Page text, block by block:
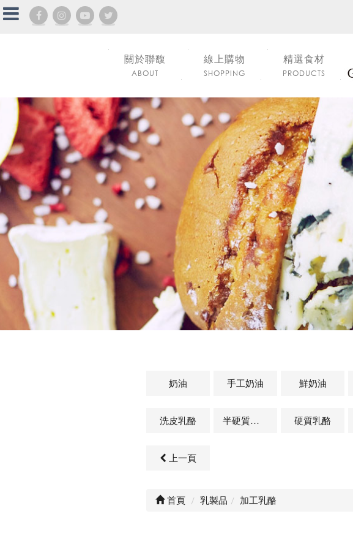
關於聯馥
ABOUT
線上購物
SHOPPING
精選食材
PRODUCTS
奶油 手工奶油 鮮奶油
洗皮乳酪 半硬質乳酪 硬質乳酪
上一頁
首頁 乳製品 加工乳酪